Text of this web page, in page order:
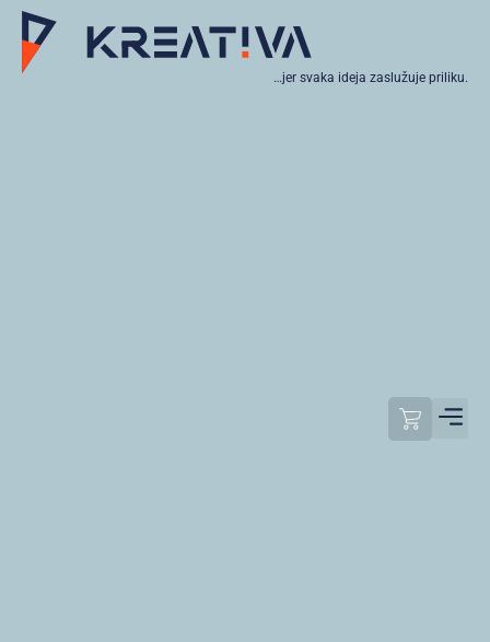
…jer svaka ideja zaslužuje priliku.